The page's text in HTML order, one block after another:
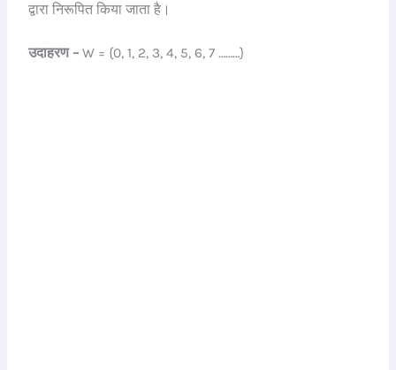
द्वारा निरूपित किया जाता है।
उदाहरण – W = {0, 1, 2, 3, 4, 5, 6, 7 ………}